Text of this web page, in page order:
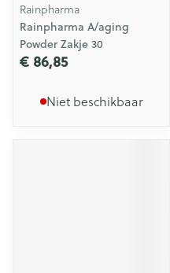
Rainpharma
Rainpharma A/aging
Powder Zakje 30
€ 86,85
Niet beschikbaar